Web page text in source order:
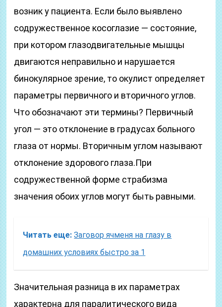
возник у пациента. Если было выявлено
содружественное косоглазие — состояние,
при котором глазодвигательные мышцы
двигаются неправильно и нарушается
бинокулярное зрение, то окулист определяет
параметры первичного и вторичного углов.
Что обозначают эти термины? Первичный
угол — это отклонение в градусах больного
глаза от нормы. Вторичным углом называют
отклонение здорового глаза.При
содружественной форме страбизма
значения обоих углов могут быть равными.
Читать еще: Заговор ячменя на глазу в
домашних условиях быстро за 1
Значительная разница в их параметрах
характерна для паралитического вида